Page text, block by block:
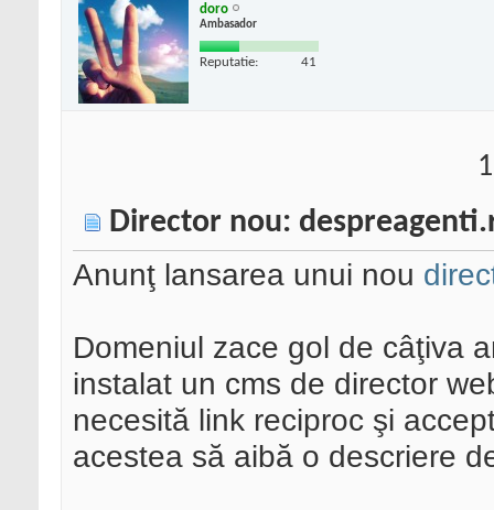
doro
Ambasador
Reputatie: 41
Director nou:
Anunţ lansarea unui nou
Domeniul zace gol de câţiva
instalat un cms de director
necesită link reciproc şi
acestea să aibă o descriere